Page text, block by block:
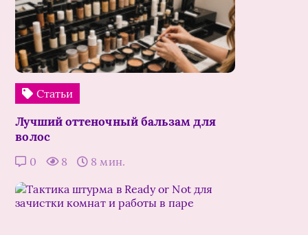
Статьи
Лучший оттеночный бальзам для
волос
0 8 8 мин.